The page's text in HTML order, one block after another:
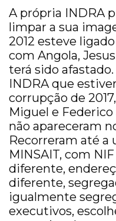
A própria INDRA
limpar a sua
2012 esteve
com Angola,
terá sido
INDRA que
corrupção de
Miguel e Federico
não apareceram
Recorreram até a
MINSAIT, com
diferente,
diferente,
igualmente
executivos,